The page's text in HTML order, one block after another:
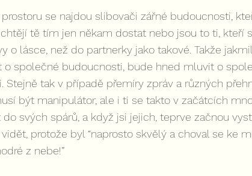
prostoru se najdou slibovači zářné budoucnosti,
tě tím jen někam dostat nebo jsou to ti, kteří
o lásce, než do partnerky jako takové. Takže
o společné budoucnosti, bude hned mluvit o
Stejně tak v případě přemíry zpráv a různých
být manipulátor, ale i ti se takto v začátcích
svých spárů, a když jsi jejich, teprve začnou
protože byl “naprosto skvělý a choval se ke
z nebe!”